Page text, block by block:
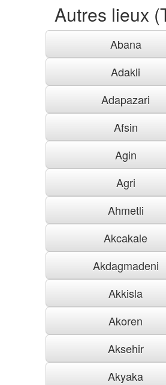
Autres lieux
Abana
Adakli
Adapazari
Afsin
Agin
Agri
Ahmetli
Akcakale
Akdagmadeni
Akkisla
Akoren
Aksehir
Akyaka